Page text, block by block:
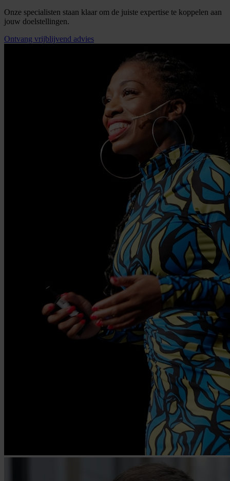
Onze specialisten staan klaar om de juiste expertise te koppelen aan
jouw doelstellingen.
Ontvang vrijblijvend advies